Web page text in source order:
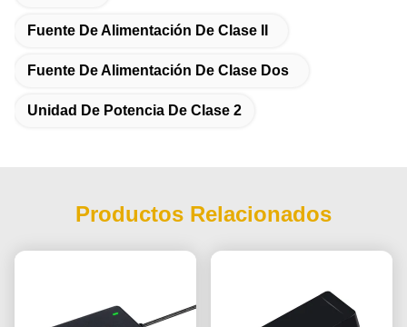
Fuente De Alimentación De Clase II
Fuente De Alimentación De Clase Dos
Unidad De Potencia De Clase 2
Productos Relacionados